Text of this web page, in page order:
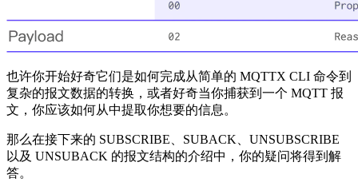
也许你开始好奇它们是如何完成从简单的 MQTTX CLI 命令到
复杂的报文数据的转换，或者好奇当你捕获到一个 MQTT 报
文，你应该如何从中提取你想要的信息。
那么在接下来的 SUBSCRIBE、SUBACK、UNSUBSCRIBE
以及 UNSUBACK 的报文结构的介绍中，你的疑问将得到解
答。